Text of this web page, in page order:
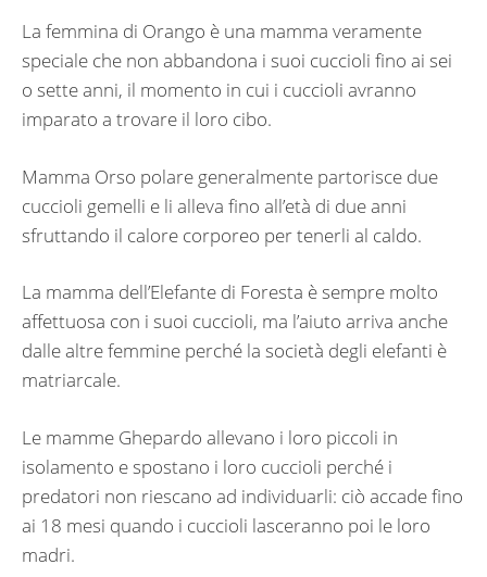
La femmina di Orango è una mamma veramente
speciale che non abbandona i suoi cuccioli fino ai sei
o sette anni, il momento in cui i cuccioli avranno
imparato a trovare il loro cibo.
Mamma Orso polare generalmente partorisce due
cuccioli gemelli e li alleva fino all’età di due anni
sfruttando il calore corporeo per tenerli al caldo.
La mamma dell’Elefante di Foresta è sempre molto
affettuosa con i suoi cuccioli, ma l’aiuto arriva anche
dalle altre femmine perché la società degli elefanti è
matriarcale.
Le mamme Ghepardo allevano i loro piccoli in
isolamento e spostano i loro cuccioli perché i
predatori non riescano ad individuarli: ciò accade fino
ai 18 mesi quando i cuccioli lasceranno poi le loro
madri.